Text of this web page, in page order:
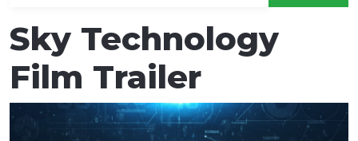
Sky Technology
Film Trailer